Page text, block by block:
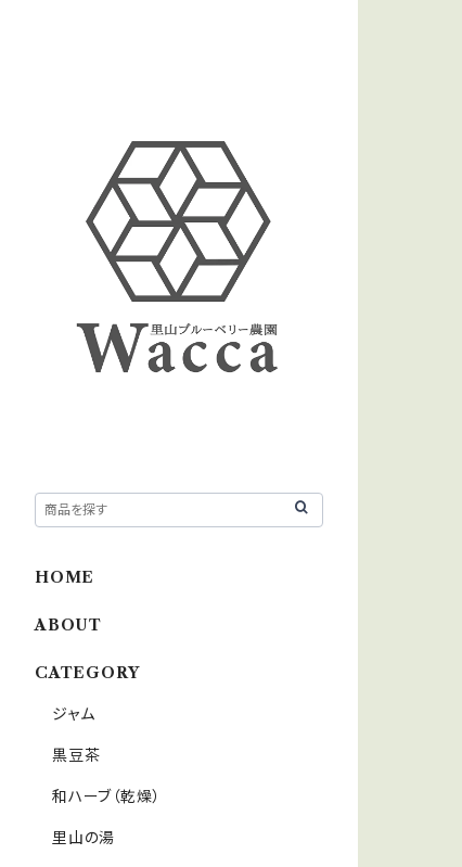
HOME
ABOUT
CATEGORY
ジャム
黒豆茶
和ハーブ（乾燥）
里山の湯